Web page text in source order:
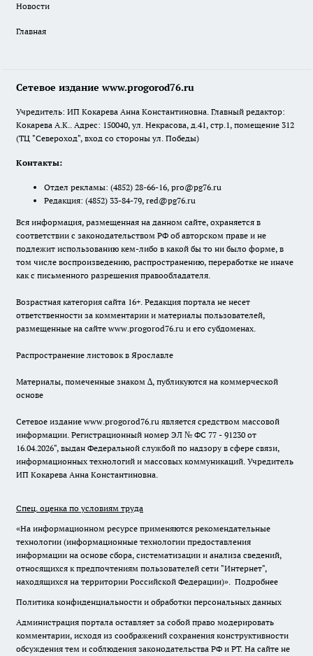
Новости
Главная
Сетевое издание www.progorod76.ru
Учредитель: ИП Кокарева Анна Константиновна. Главный редактор:
Кокарева А.К.. Адрес: 150040, ул. Некрасова, д.41, стр.1, помещение 312
(ТЦ "Североход", вход со стороны ул. Победы)
Контакты:
Отдел рекламы: (4852) 28-66-16, pro@pg76.ru
Редакция: (4852) 33-84-79, red@pg76.ru
Вся информация, размещенная на данном сайте, охраняется в
соответствии с законодательством РФ об авторском праве и не
подлежит использованию кем-либо в какой бы то ни было форме, в
том числе воспроизведению, распространению, переработке не иначе
как с письменного разрешения правообладателя.
Возрастная категория сайта 16+. Редакция портала не несет
ответственности за комментарии и материалы пользователей,
размещенные на сайте www.progorod76.ru и его субдоменах.
Распространение листовок в Ярославле
Материалы, помеченные знаком ∆, публикуются на коммерческой
основе
Сетевое издание www.progorod76.ru является средством массовой
информации. Регистрационный номер ЭЛ № ФС 77 - 91230 от
16.04.2026", выдан Федеральной службой по надзору в сфере связи,
информационных технологий и массовых коммуникаций. Учредитель
ИП Кокарева Анна Константиновна.
Спец. оценка по условиям труда
«На информационном ресурсе применяются рекомендательные
технологии (информационные технологии предоставления
информации на основе сбора, систематизации и анализа сведений,
относящихся к предпочтениям пользователей сети "Интернет",
находящихся на территории Российской Федерации)». Подробнее
Политика конфиденциальности и обработки персональных данных
Администрация портала оставляет за собой право модерировать
комментарии, исходя из соображений сохранения конструктивности
обсуждения тем и соблюдения законодательства РФ и РТ. На сайте не